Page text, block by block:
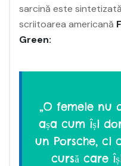
sarcină este
scriitoarea americană
Green:
„O femeie nu
așa cum își
un Porsche, ci
cursă care